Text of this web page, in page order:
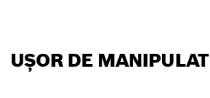
UȘOR DE MANIPULAT